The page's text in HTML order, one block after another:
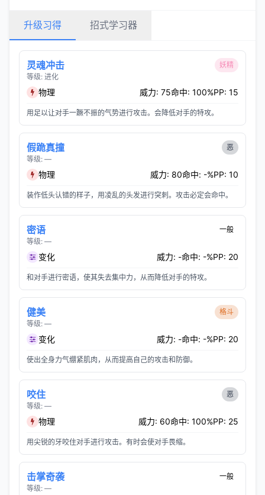
升级习得 招式学习器
灵魂冲击
等级: 进化
妖精
物理 威力: 75命中: 100%PP: 15
用足以让对手一蹶不振的气势进行攻击。会降低对手的特攻。
假跪真撞
等级: —
恶
物理 威力: 80命中: -%PP: 10
装作低头认错的样子，用凌乱的头发进行突刺。攻击必定会命中。
密语
等级: —
一般
变化 威力: -命中: -%PP: 20
和对手进行密语，使其失去集中力，从而降低对手的特攻。
健美
等级: —
格斗
变化 威力: -命中: -%PP: 20
使出全身力气绷紧肌肉，从而提高自己的攻击和防御。
咬住
等级: —
恶
物理 威力: 60命中: 100%PP: 25
用尖锐的牙咬住对手进行攻击。有时会使对手畏缩。
击掌奇袭
等级: —
一般